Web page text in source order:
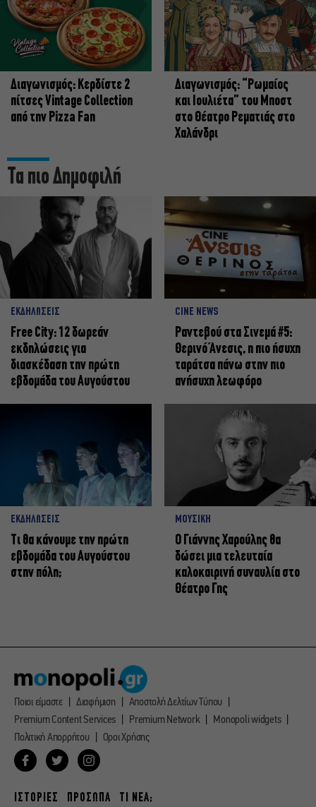
Διαγωνισμός: Κερδίστε 2
πίτσες Vintage Collection
από την Pizza Fan
Διαγωνισμός: “Ρωμαίος
και Ιουλιέτα” του Μποστ
στο Θέατρο Ρεματιάς στο
Χαλάνδρι
Τα πιο Δημοφιλή
ΕΚΔΗΛΩΣΕΙΣ
Free City: 12 δωρεάν
εκδηλώσεις για
διασκέδαση την πρώτη
εβδομάδα του Αυγούστου
CINE NEWS
Ραντεβού στα Σινεμά #5:
Θερινό Άνεσις, η πιο ήσυχη
ταράτσα πάνω στην πιο
ανήσυχη λεωφόρο
ΕΚΔΗΛΩΣΕΙΣ
Τι θα κάνουμε την πρώτη
εβδομάδα του Αυγούστου
στην πόλη;
ΜΟΥΣΙΚΗ
Ο Γιάννης Χαρούλης θα
δώσει μια τελευταία
καλοκαιρινή συναυλία στο
Θέατρο Γης
Ποιοι είμαστε Διαφήμιση
Αποστολή Δελτίων Τύπου
Premium Content Services
Premium Network
Monopoli widgets
Πολιτική Απορρήτου
Οροι Χρήσης
ΙΣΤΟΡΙΕΣ ΠΡΟΣΩΠΑ ΤΙ ΝΕΑ;